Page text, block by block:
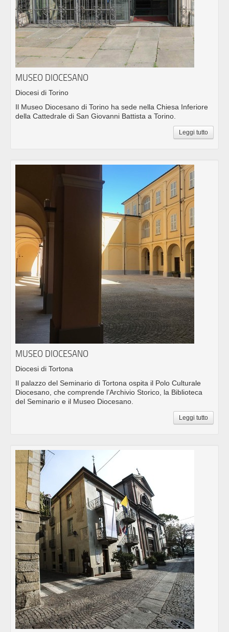
MUSEO DIOCESANO
Diocesi di Torino
Il Museo Diocesano di Torino ha sede nella Chiesa Inferiore
della Cattedrale di San Giovanni Battista a Torino.
Leggi tutto
MUSEO DIOCESANO
Diocesi di Tortona
Il palazzo del Seminario di Tortona ospita il Polo Culturale
Diocesano, che comprende l’Archivio Storico, la Biblioteca
del Seminario e il Museo Diocesano.
Leggi tutto